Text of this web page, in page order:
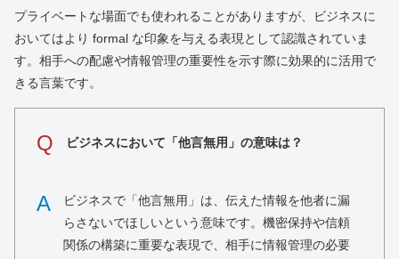
プライベートな場面でも使われることがありますが、ビジネスに
おいてはより formal な印象を与える表現として認識されていま
す。相手への配慮や情報管理の重要性を示す際に効果的に活用で
きる言葉です。
Q ビジネスにおいて「他言無用」の意味は？
A
ビジネスで「他言無用」は、伝えた情報を他者に漏
らさないでほしいという意味です。機密保持や信頼
関係の構築に重要な表現で、相手に情報管理の必要